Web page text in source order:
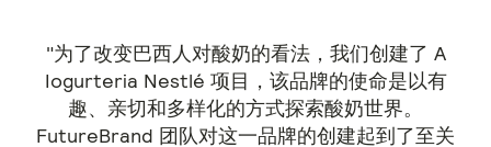
"为了改变巴西人对酸奶的看法，我们创建了 A
Iogurteria Nestlé 项目，该品牌的使命是以有
趣、亲切和多样化的方式探索酸奶世界。
FutureBrand 团队对这一品牌的创建起到了至关